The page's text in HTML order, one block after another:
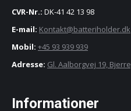
CVR-Nr.: DK-41 42 13 98
E-mail: Kontakt@batteriholder.dk
Mobil: +45 93 939 939
Adresse: Gl. Aalborgvej 19,
Informationer